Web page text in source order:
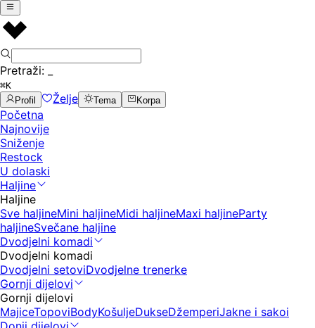
Pretraži:
⌘K
Profil
Želje Tema Korpa
Početna
Najnovije
Sniženje
Restock
U dolaski
Haljine
Haljine
Sve haljineMini haljineMidi haljineMaxi haljineParty
haljineSvečane haljine
Dvodjelni komadi
Dvodjelni komadi
Dvodjelni setoviDvodjelne trenerke
Gornji dijelovi
Gornji dijelovi
MajiceTopoviBodyKošuljeDukseDžemperiJakne i sakoi